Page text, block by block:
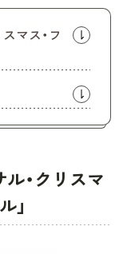
マス・フ
・クリスマ
」